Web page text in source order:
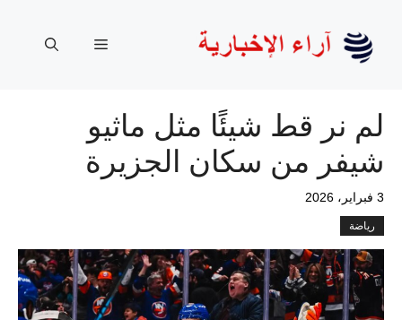
المحتوى
القائمة
لم نر قط شيئًا مثل ماثيو
شيفر من سكان الجزيرة
3 فبراير، 2026
رياضة